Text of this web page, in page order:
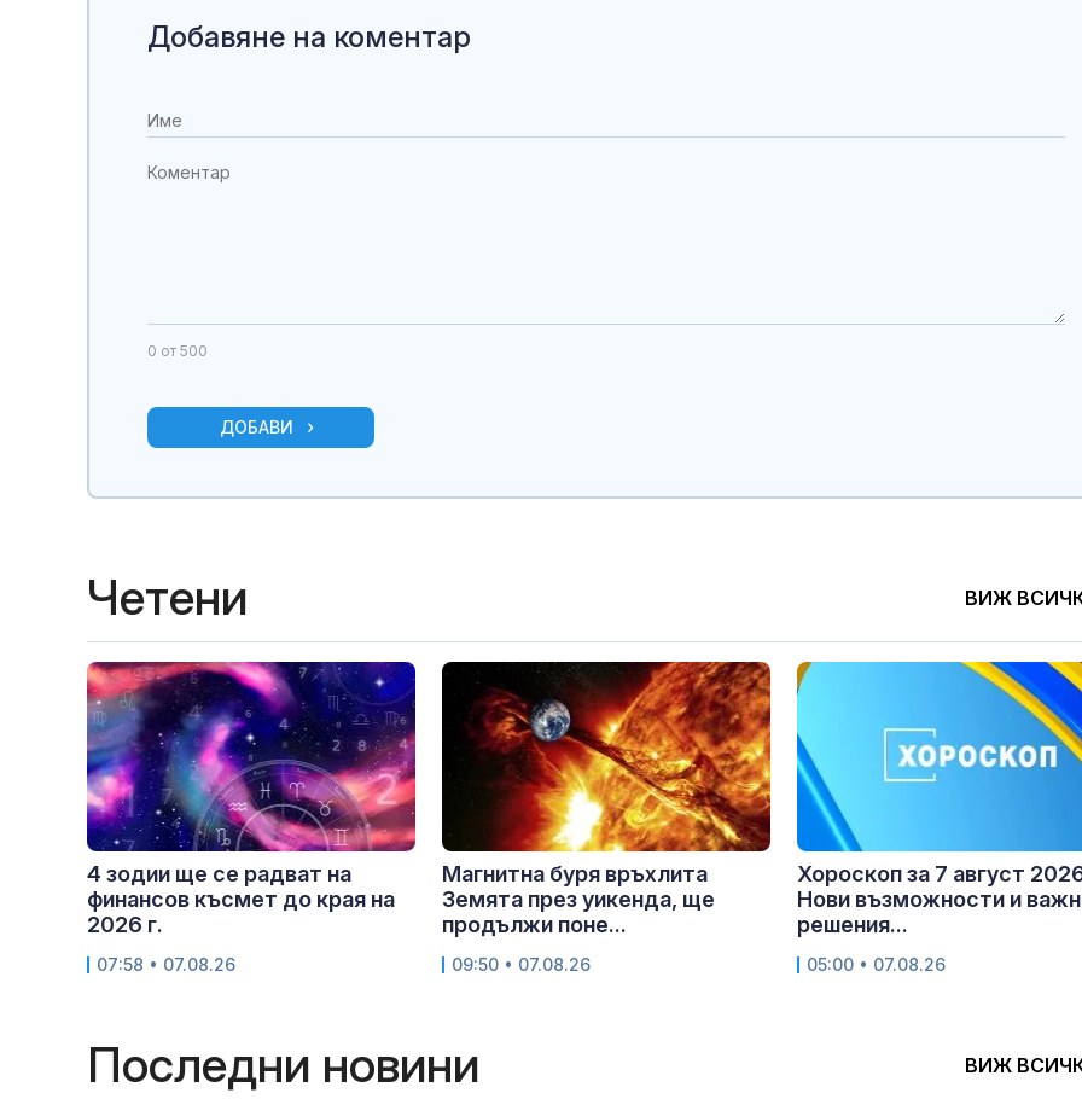
Добавяне на коментар
0 от 500
ДОБАВИ
Четени ВИЖ
4 зодии ще се радват на
финансов късмет до края на
2026 г.
07:58 • 07.08.26
Магнитна буря връхлита
Земята през уикенда, ще
продължи поне...
09:50 • 07.08.26
Хороскоп за 7 август
Нови възможности и
решения...
05:00 • 07.08.26
Последни новини ВИЖ